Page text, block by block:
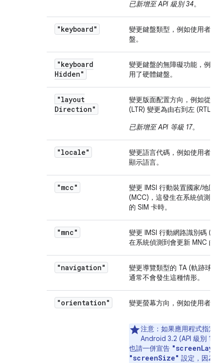
已新增至 API 級別 34。
"keyboard"
變更鍵盤類型，例如使用者
盤。
"keyboard
Hidden"
變更鍵盤的無障礙功能，例
用了硬體鍵盤。
"layout
Direction"
變更版面配置方向，例如從
(LTR) 變更為由右到左 (RTL)
已新增至 API 等級 17。
"locale"
變更語言代碼，例如使用者
顯示語言。
"mcc"
變更 IMSI 行動裝置國家/地區
(MCC)，這發生在系統偵測
的 SIM 卡時。
"mnc"
變更 IMSI 行動網路識別碼
在系統偵測到會更新 MNC 的
"navigation"
變更導覽類型的 TA (軌跡球
通常不會發生這種情形。
"orientation" 變更螢幕方向，例如使用者
注意 ：如果應用程式指定
Android 3.2 (API 級別
也請一併宣告
"screenSize" 設定，因為